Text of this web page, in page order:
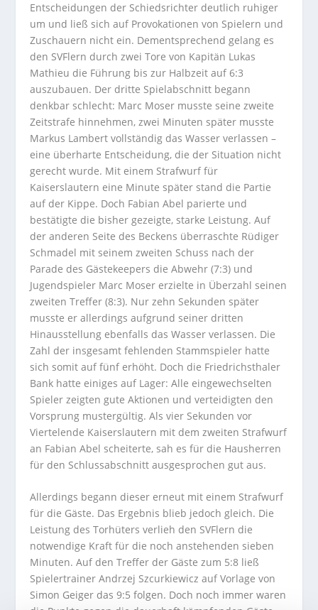
Entscheidungen der Schiedsrichter deutlich ruhiger
um und ließ sich auf Provokationen von Spielern und
Zuschauern nicht ein. Dementsprechend gelang es
den SVFlern durch zwei Tore von Kapitän Lukas
Mathieu die Führung bis zur Halbzeit auf 6:3
auszubauen. Der dritte Spielabschnitt begann
denkbar schlecht: Marc Moser musste seine zweite
Zeitstrafe hinnehmen, zwei Minuten später musste
Markus Lambert vollständig das Wasser verlassen –
eine überharte Entscheidung, die der Situation nicht
gerecht wurde. Mit einem Strafwurf für
Kaiserslautern eine Minute später stand die Partie
auf der Kippe. Doch Fabian Abel parierte und
bestätigte die bisher gezeigte, starke Leistung. Auf
der anderen Seite des Beckens überraschte Rüdiger
Schmadel mit seinem zweiten Schuss nach der
Parade des Gästekeepers die Abwehr (7:3) und
Jugendspieler Marc Moser erzielte in Überzahl seinen
zweiten Treffer (8:3). Nur zehn Sekunden später
musste er allerdings aufgrund seiner dritten
Hinausstellung ebenfalls das Wasser verlassen. Die
Zahl der insgesamt fehlenden Stammspieler hatte
sich somit auf fünf erhöht. Doch die Friedrichsthaler
Bank hatte einiges auf Lager: Alle eingewechselten
Spieler zeigten gute Aktionen und verteidigten den
Vorsprung mustergültig. Als vier Sekunden vor
Viertelende Kaiserslautern mit dem zweiten Strafwurf
an Fabian Abel scheiterte, sah es für die Hausherren
für den Schlussabschnitt ausgesprochen gut aus.
Allerdings begann dieser erneut mit einem Strafwurf
für die Gäste. Das Ergebnis blieb jedoch gleich. Die
Leistung des Torhüters verlieh den SVFlern die
notwendige Kraft für die noch anstehenden sieben
Minuten. Auf den Treffer der Gäste zum 5:8 ließ
Spielertrainer Andrzej Szcurkiewicz auf Vorlage von
Simon Geiger das 9:5 folgen. Doch noch immer waren